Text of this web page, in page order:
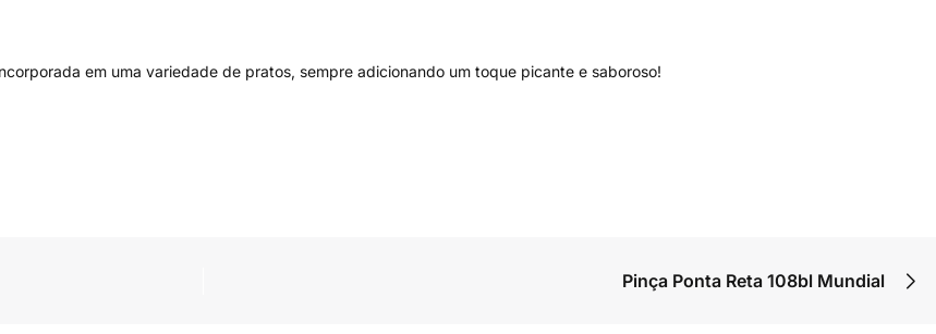
em uma variedade de pratos, sempre adicionando um toque picante e saboroso!
Pinça Ponta Reta 108bl Mundial